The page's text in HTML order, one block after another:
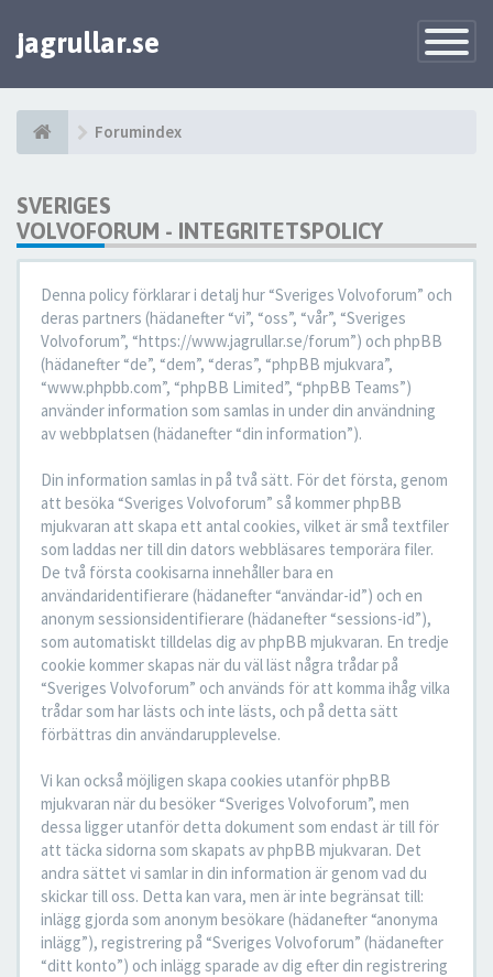
Toggle
jagrullar.se
Forumindex
SVERIGES
VOLVOFORUM - INTEGRITETSPOLICY
Denna policy förklarar i detalj hur “Sveriges Volvoforum” och
deras partners (hädanefter “vi”, “oss”, “vår”, “Sveriges
Volvoforum”, “https://www.jagrullar.se/forum”) och phpBB
(hädanefter “de”, “dem”, “deras”, “phpBB mjukvara”,
“www.phpbb.com”, “phpBB Limited”, “phpBB Teams”)
använder information som samlas in under din användning
av webbplatsen (hädanefter “din information”).
Din information samlas in på två sätt. För det första, genom
att besöka “Sveriges Volvoforum” så kommer phpBB
mjukvaran att skapa ett antal cookies, vilket är små textfiler
som laddas ner till din dators webbläsares temporära filer.
De två första cookisarna innehåller bara en
användaridentifierare (hädanefter “användar-id”) och en
anonym sessionsidentifierare (hädanefter “sessions-id”),
som automatiskt tilldelas dig av phpBB mjukvaran. En tredje
cookie kommer skapas när du väl läst några trådar på
“Sveriges Volvoforum” och används för att komma ihåg vilka
trådar som har lästs och inte lästs, och på detta sätt
förbättras din användarupplevelse.
Vi kan också möjligen skapa cookies utanför phpBB
mjukvaran när du besöker “Sveriges Volvoforum”, men
dessa ligger utanför detta dokument som endast är till för
att täcka sidorna som skapats av phpBB mjukvaran. Det
andra sättet vi samlar in din information är genom vad du
skickar till oss. Detta kan vara, men är inte begränsat till:
inlägg gjorda som anonym besökare (hädanefter “anonyma
inlägg”), registrering på “Sveriges Volvoforum” (hädanefter
“ditt konto”) och inlägg sparade av dig efter din registrering